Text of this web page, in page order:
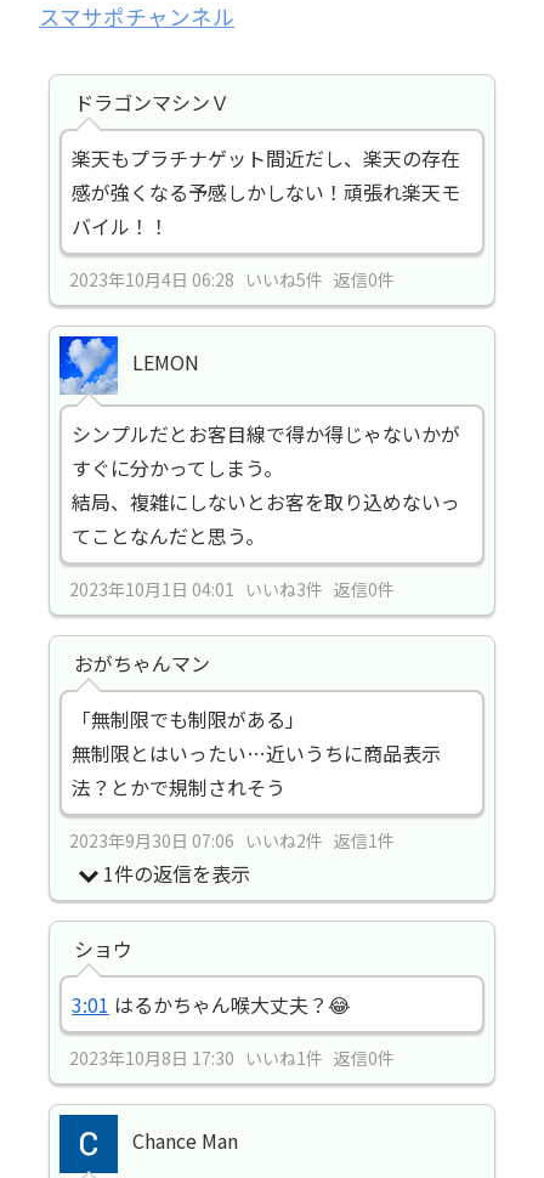
スマサポチャンネル
ドラゴンマシンＶ
楽天もプラチナゲット間近だし、楽天の存在
感が強くなる予感しかしない！頑張れ楽天モ
バイル！！
2023年10月4日 06:28 いいね5件 返信0件
LEMON
シンプルだとお客目線で得か得じゃないかが
すぐに分かってしまう。
結局、複雑にしないとお客を取り込めないっ
てことなんだと思う。
2023年10月1日 04:01 いいね3件 返信0件
おがちゃんマン
「無制限でも制限がある」
無制限とはいったい…近いうちに商品表示
法？とかで規制されそう
2023年9月30日 07:06 いいね2件 返信1件
1件の返信を表示
ショウ
3:01 はるかちゃん喉大丈夫？😂
2023年10月8日 17:30 いいね1件 返信0件
Chance Man